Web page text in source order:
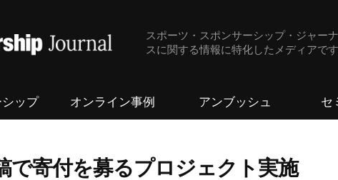
スポーツ・スポンサーシップ・ジャー
スに関する情報に特化したメディアです
シップ オンライン事例 アンブッシュ セ
で寄付を募るプロジェクト実施